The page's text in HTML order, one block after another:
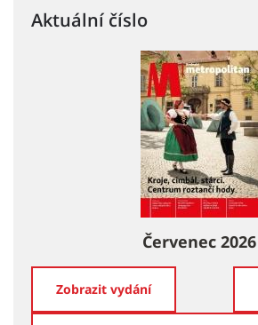
Aktuální číslo
Červenec 2026
Zobrazit vydání